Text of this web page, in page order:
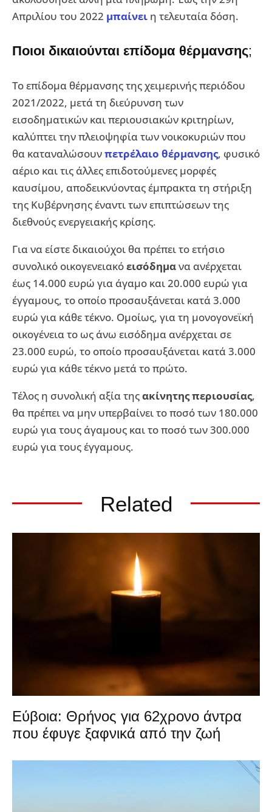
Απριλίου του 2022 μπαίνει η τελευταία δόση.
Ποιοι δικαιούνται επίδομα θέρμανσης;
Το επίδομα θέρμανσης της χειμερινής περιόδου
2021/2022, μετά τη διεύρυνση των
εισοδηματικών και περιουσιακών κριτηρίων,
καλύπτει την πλειοψηφία των νοικοκυριών που
θα καταναλώσουνπετρέλαιο θέρμανσης, φυσικό
αέριο και τις άλλες επιδοτούμενες μορφές
καυσίμου, αποδεικνύοντας έμπρακτα τη στήριξη
της Κυβέρνησης έναντι των επιπτώσεων της
διεθνούς ενεργειακής κρίσης.
Για να είστε δικαιούχοι θα πρέπει το ετήσιο
συνολικό οικογενειακόεισόδημανα ανέρχεται
έως 14.000 ευρώ για άγαμο και 20.000 ευρώ για
έγγαμους, το οποίο προσαυξάνεται κατά 3.000
ευρώ για κάθε τέκνο. Ομοίως, για τη μονογονεϊκή
οικογένεια το ως άνω εισόδημα ανέρχεται σε
23.000 ευρώ, το οποίο προσαυξάνεται κατά 3.000
ευρώ για κάθε τέκνο μετά το πρώτο.
Τέλος η συνολική αξία τηςακίνητης περιουσίας,
θα πρέπει να μην υπερβαίνει το ποσό των 180.000
ευρώ για τους άγαμους και το ποσό των 300.000
ευρώ για τους έγγαμους.
Related
Εύβοια: Θρήνος για 62χρονο άντρα
που έφυγε ξαφνικά από την ζωή